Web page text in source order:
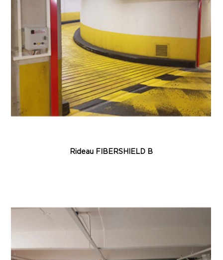
Rideau FIBERSHIELD B